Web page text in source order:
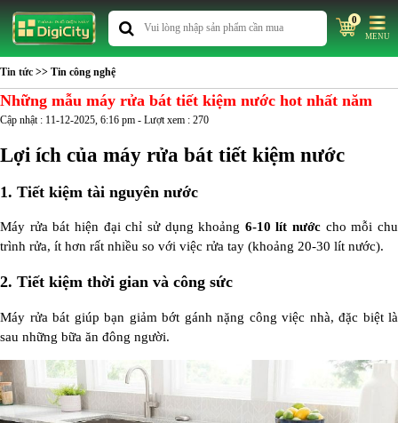
0
MENU
Tin tức >> Tin công nghệ
Những mẫu máy rửa bát tiết kiệm nước hot nhất năm
Cập nhật : 11-12-2025, 6:16 pm - Lượt xem : 270
Lợi ích của máy rửa bát tiết kiệm nước
1. Tiết kiệm tài nguyên nước
Máy rửa bát hiện đại chỉ sử dụng khoảng 6-10 lít nước cho mỗi chu
trình rửa, ít hơn rất nhiều so với việc rửa tay (khoảng 20-30 lít nước).
2. Tiết kiệm thời gian và công sức
Máy rửa bát giúp bạn giảm bớt gánh nặng công việc nhà, đặc biệt là
sau những bữa ăn đông người.